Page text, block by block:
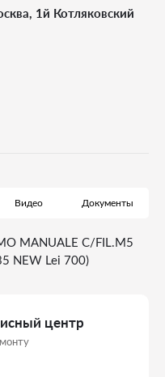
1й Котляковский
Видео Документы
MANUALE C/FIL.M5
NEW Lei 700)
центр